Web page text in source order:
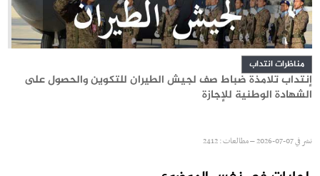
مناظرات انتداب
إنتداب تلامذة ضباط صف لجيش الطيران للتكوين والحصول على
الشهادة الوطنية للإجازة
نشر في07-07-2026 – مطالعات : 2412